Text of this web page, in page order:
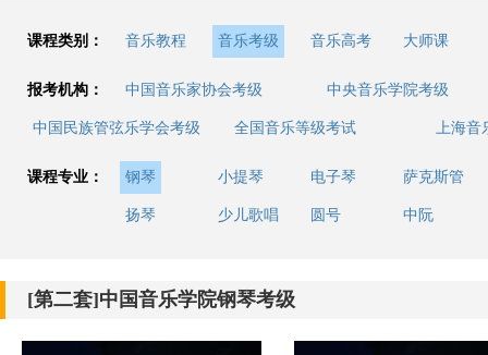
课程类别： 音乐教程 音乐考级 音乐高考 大师课
报考机构： 中国音乐家协会考级 中央音乐学院考级
中国民族管弦乐学会考级 全国音乐等级考试 上海音
课程专业： 钢琴 小提琴 电子琴 萨克斯管
扬琴 少儿歌唱 圆号 中阮
[第二套]中国音乐学院钢琴考级